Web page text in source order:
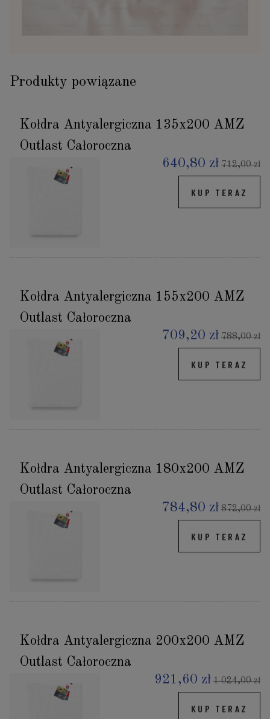
Produkty powiązane
Kołdra Antyalergiczna 135x200 AMZ
Outlast Całoroczna
640,80 zł 712,00 zł
KUP TERAZ
Kołdra Antyalergiczna 155x200 AMZ
Outlast Całoroczna
709,20 zł 788,00 zł
KUP TERAZ
Kołdra Antyalergiczna 180x200 AMZ
Outlast Całoroczna
784,80 zł 872,00 zł
KUP TERAZ
Kołdra Antyalergiczna 200x200 AMZ
Outlast Całoroczna
921,60 zł 1 024,00 zł
KUP TERAZ